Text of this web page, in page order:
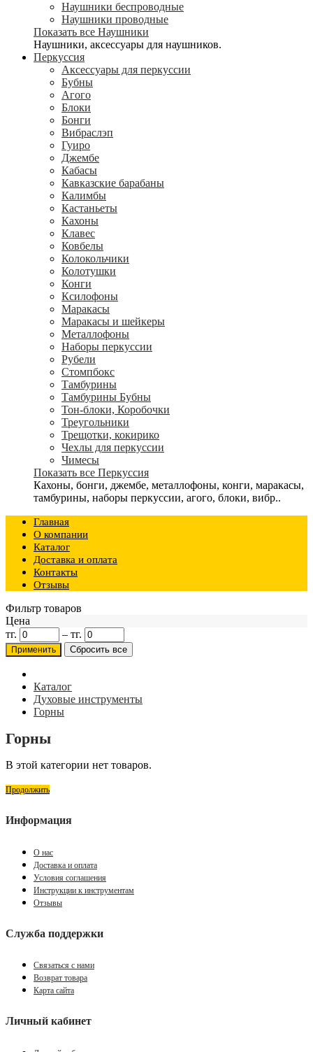
Наушники беспроводные
Наушники проводные
Показать все Наушники
Наушники, аксессуары для наушников.
Перкуссия
Аксессуары для перкуссии
Бубны
Агого
Блоки
Бонги
Вибраслэп
Гуиро
Джембе
Кабасы
Кавказские барабаны
Калимбы
Кастаньеты
Кахоны
Клавес
Ковбелы
Колокольчики
Колотушки
Конги
Ксилофоны
Маракасы
Маракасы и шейкеры
Металлофоны
Наборы перкуссии
Рубели
Стомпбокс
Тамбурины
Тамбурины Бубны
Тон-блоки, Коробочки
Треугольники
Трещотки, кокирико
Чехлы для перкуссии
Чимесы
Показать все Перкуссия
Кахоны, бонги, джембе, металлофоны, конги, маракасы,
тамбурины, наборы перкуссии, агого, блоки, вибр..
Главная
О компании
Каталог
Доставка и оплата
Контакты
Отзывы
Фильтр товаров
Цена
тг.
– тг.
Каталог
Духовые инструменты
Горны
Горны
В этой категории нет товаров.
Продолжить
Информация
О нас
Доставка и оплата
Условия соглашения
Инструкции к инструментам
Отзывы
Служба поддержки
Связаться с нами
Возврат товара
Карта сайта
Личный кабинет